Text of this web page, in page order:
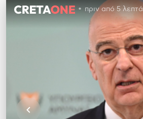
πριν από 5 λεπτά